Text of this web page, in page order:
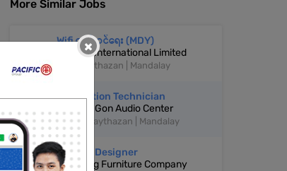
More Similar Jobs
Wifi တပ်ဆင်ရေး (MDY)
Fortune International Limited
Chanayethazan | Mandalay
Installation Technician
Aung Ta Gon Audio Center
Aungmyaythazan | Mandalay
Interior Designer
HY Living Furniture Company
×